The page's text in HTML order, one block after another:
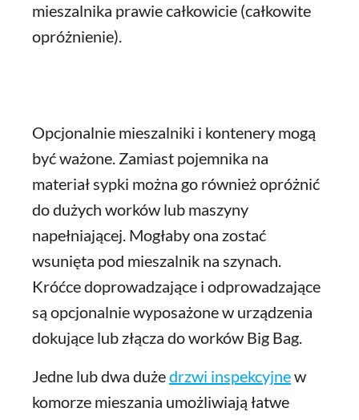
mieszalnika prawie całkowicie (całkowite
opróżnienie).
Opcjonalnie mieszalniki i kontenery mogą
być ważone. Zamiast pojemnika na
materiał sypki można go również opróżnić
do dużych worków lub maszyny
napełniającej. Mogłaby ona zostać
wsunięta pod mieszalnik na szynach.
Króćce doprowadzające i odprowadzające
są opcjonalnie wyposażone w urządzenia
dokujące lub złącza do worków Big Bag.
Jedne lub dwa dużedrzwi inspekcyjnew
komorze mieszania umożliwiają łatwe